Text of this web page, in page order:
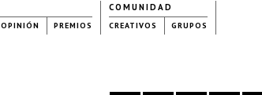
OPINIÓN PREMIOS
COMUNIDAD
CREATIVOS GRUPOS